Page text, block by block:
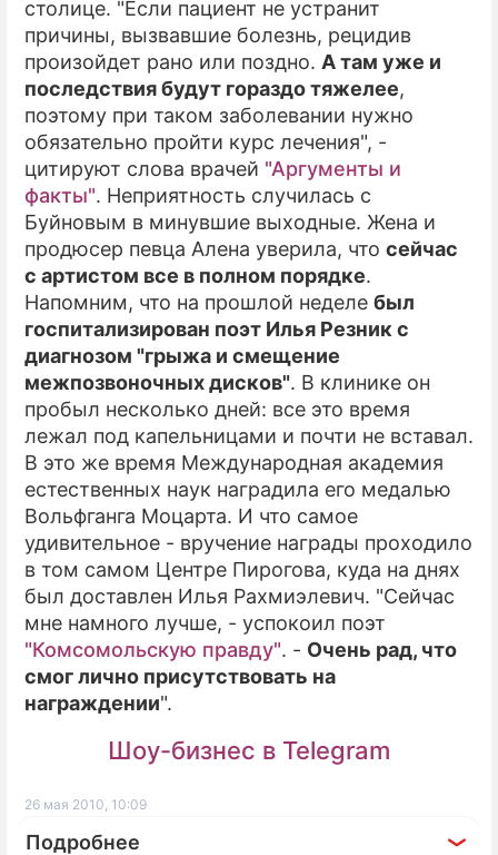
ПРЕСС-РЕЛИЗЫ
О ПРОЕКТЕ
столице. "Если пациент не устранит
причины, вызвавшие болезнь, рецидив
произойдет рано или поздно. А там уже и
последствия будут гораздо тяжелее,
поэтому при таком заболевании нужно
обязательно пройти курс лечения", -
цитируют слова врачей "Аргументы и
факты". Неприятность случилась с
Буйновым в минувшие выходные. Жена и
продюсер певца Алена уверила, что сейчас
с артистом все в полном порядке.
Напомним, что на прошлой неделе был
госпитализирован поэт Илья Резник с
диагнозом "грыжа и смещение
межпозвоночных дисков". В клинике он
пробыл несколько дней: все это время
лежал под капельницами и почти не вставал.
В это же время Международная академия
естественных наук наградила его медалью
Вольфганга Моцарта. И что самое
удивительное - вручение награды проходило
в том самом Центре Пирогова, куда на днях
был доставлен Илья Рахмиэлевич. "Сейчас
мне намного лучше, - успокоил поэт
"Комсомольскую правду". - Очень рад, что
смог лично присутствовать на
награждении".
Шоу-бизнес в Telegram
26 мая 2010, 10:09
Подробнее